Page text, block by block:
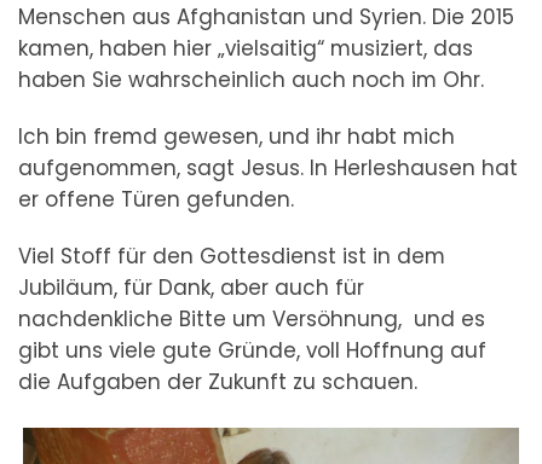
Menschen aus Afghanistan und Syrien. Die 2015
kamen, haben hier „vielsaitig“ musiziert, das
haben Sie wahrscheinlich auch noch im Ohr.
Ich bin fremd gewesen, und ihr habt mich
aufgenommen, sagt Jesus. In Herleshausen hat
er offene Türen gefunden.
Viel Stoff für den Gottesdienst ist in dem
Jubiläum, für Dank, aber auch für
nachdenkliche Bitte um Versöhnung, und es
gibt uns viele gute Gründe, voll Hoffnung auf
die Aufgaben der Zukunft zu schauen.